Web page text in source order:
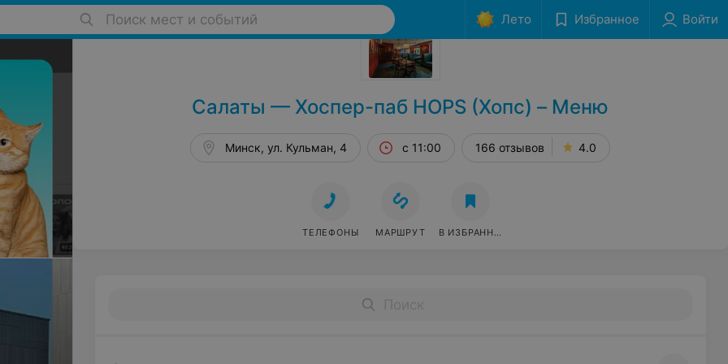
Поиск мест и событий Лето Избранное Войти
Бары, пабы в Минске Сообщить об ошибке
Салаты — Хоспер-паб HOPS (Хопс) – Меню
Минск, ул. Кульман, 4 с 11:00 166 отзывов 4.0
ТЕЛЕФОНЫ МАРШРУТ В ИЗБРАННОЕ